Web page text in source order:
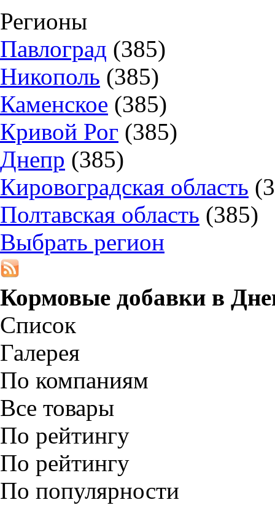
Регионы
Павлоград (385)
Никополь (385)
Каменское (385)
Кривой Рог (385)
Днепр (385)
Кировоградская область
Полтавская область (385)
Выбрать регион
Кормовые добавки в
Список
Галерея
По компаниям
Все товары
По рейтингу
По рейтингу
По популярности